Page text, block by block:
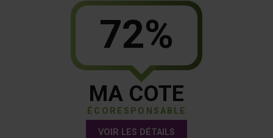
72%
MA COTE
ÉCORESPONSABLE
VOIR LES DÉTAILS